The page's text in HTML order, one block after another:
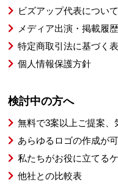
ビズアップ代表について
メディア出演・掲載履歴
特定商取引法に基づく
個人情報保護方針
検討中の方へ
無料で3案以上ご提案
あらゆるロゴの作成が
私たちがお役に立てる
他社との比較表